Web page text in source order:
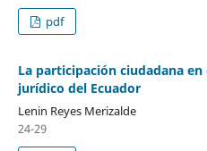
pdf
La participación ciudadana
jurídico del Ecuador
Lenin Reyes Merizalde
24-29